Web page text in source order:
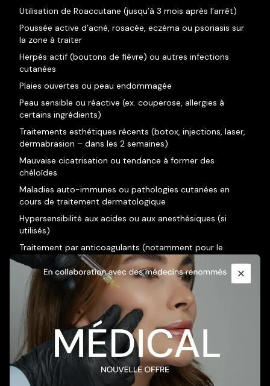
Utilisation de Roaccutane (jusqu’à 3 mois après l’arrêt)
Poussée active d’acné, rosacée, eczéma ou psoriasis sur
la zone à traiter
Herpès actif (boutons de fièvre) ou autres infections
cutanées
Plaies ouvertes ou peau endommagée
Peau sensible ou réactive (ex. couperose, allergies à
certains ingrédients)
Traitements esthétiques récents (botox, injections, laser,
dermabrasion – dans les 2 semaines)
Mauvaise cicatrisation ou tendance à former des
chéloïdes
Maladies auto-immunes ou pathologies cutanées en
cours de traitement dermatologique
Hypersensibilité aux acides ou aux anesthésiques (si
utilisés)
Traitement par anticoagulants (notamment pour le
microneedling)
Important:En cas de doute concernant votre état de
santé ou votre peau, veuillez
consulter votre
médecin ou dermatologue avant de prendre
rendez-vous.
CONDITIONS GÉNÉRALES –
ÉPILATION LASER : Candela
GentleMax PRO & PRO+
Promotional Content